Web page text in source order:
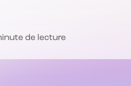
de lecture